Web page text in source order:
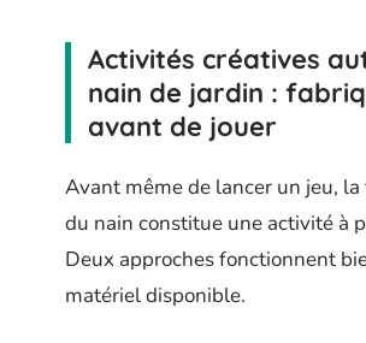
Activités créatives
nain de jardin :
avant de jouer
Avant même de lancer un jeu,
du nain constitue une activité à
Deux approches fonctionnent
matériel disponible.